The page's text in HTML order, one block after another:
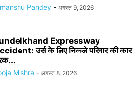
Pandey - अगस्त 9, 2026
Expressway
उर्स के लिए निकले परिवार की कार
Mishra - अगस्त 8, 2026